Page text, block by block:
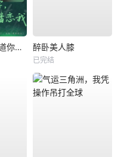
傅同学，我知道你暗恋我 醉卧美人膝
已完结